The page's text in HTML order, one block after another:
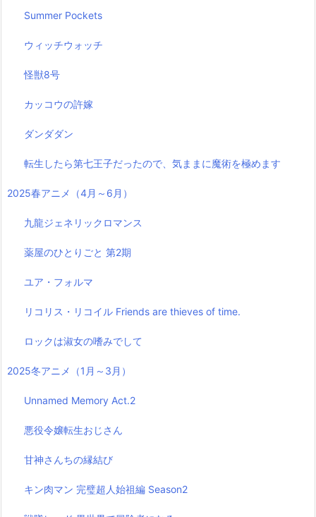
Summer Pockets
ウィッチウォッチ
怪獣8号
カッコウの許嫁
ダンダダン
転生したら第七王子だったので、気ままに魔術を極めます
2025春アニメ（4月～6月）
九龍ジェネリックロマンス
薬屋のひとりごと 第2期
ユア・フォルマ
リコリス・リコイル Friends are thieves of time.
ロックは淑女の嗜みでして
2025冬アニメ（1月～3月）
Unnamed Memory Act.2
悪役令嬢転生おじさん
甘神さんちの縁結び
キン肉マン 完璧超人始祖編 Season2